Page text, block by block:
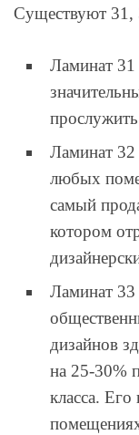
Существуют 31,
Ламинат 31
Ламинат 32
любых
самый
котором
Ламинат 33
дизайнов
на 25-30%
класса.